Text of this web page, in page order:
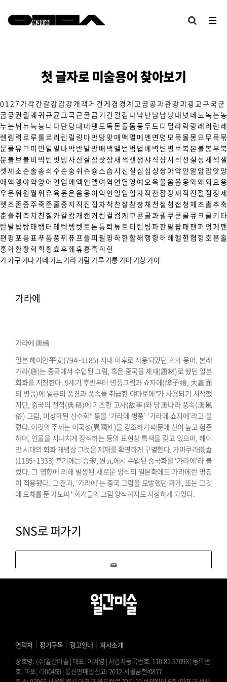
첫 글자로 미술용어 찾아보기
0 1 27 가각간갈감갑강개 객 거 건 게 겸 경 계 고 곱공과관광괴 굉 교 구국군
굽궁권 궐 궤귀 규균그극근글금기 긴 길 김 나낙난남납낭내 넛 네 노 녹논농
누눈뉘 뉴늑능 니 다단당대 데 덴 도 독돈돌돔동두 드 디 딜 라락랑래 러 런 레
렌 렘 력 로 루룰 르 리 린 릴 링 마만망맞매 맥 멀 메 멘 면 명 모 목몰몽 묘 무묵묶
문물뮤 므 미 민 밀 밑 바박반발방배 백 밸 번 범 법 베 벽 변 병 보 복본볼봉부북
분불 브 블 비 빅 빈 빗 빙 사산살삼삿상새 색 샌 생샤샥샹서 석 선 설 성 세 섹 셀
셋셰 소손솔송쇠 수순숭쉬 슈슝 스습 시 신 실 심 십 싱 쌍아악안알암압앗앙
애 액 앵 야약양어 언 엄 에 엑 엔 엘 여 역 연 열 영 예 오 옥올옴옵옹와왜 외 요 용
우운워 원 월 위 유육윤은음응 이 익 인 일 임 입 자작잔잡장재 적 전 절 점 정 제
젯 조존종주죽준줄중 지 직 진 집 차착찬찰참창채 천 철 첨 첩 청 체 초촐추축
춘출취 측 치 친 칠 카칼캄캐 캔 커 컨 컬 컴 케 코 콘콜콰쾰 쿠쿤쿨큐 크 클 키 타
탄탈탑탕태 탱 터 테 텍 템 텟 토 톤통퇴 튜 트 티 틴 팀 파판팔팝패팬퍼 펑 페펜
편 평 포 퐁 표 푸품풍퓌 퓨 프 플피 필 핑 하한할해행향허 헤헬현 협 형 호혼홀
홍화환황회 획 횡 효후훼휴흉흑희 힌
가가구 가나가네 가노 가라 가람가루 가릉 가마 가상가야
가라에
가라에 唐繪
일본 헤이안平安(794~1185) 시대 이후로 사용되었던 회화 용어. 본래
가라(唐)는 중국에서 수입된 그림, 혹은 중국을 제재(題材)로 했던 일본
회화를 지칭한다. 9세기 후반부터 병풍그림과 쇼지에(障子繪, 大畵面
의 병풍)에 일본의 풍경과 풍속을 취급한 야마토에*가 사용되기 시작했
지만, 중국의 전적(典籍)에 기초한 고사(故事)와 당唐나라 풍속(唐風
俗) 그림, 이상화된 산수화* 등을 ‘가라에 병풍’ ‘가라에 쇼지에’라고 불
렀다. 이것의 주제는 이국성(異國性)을 강조하기 때문에 산이 높고 험준
하며, 인물을 지나치게 장식하는 등의 표현상 특색을 갖고 있으며, 헤이
안 시대의 회화 개념상 그것은 제재를 확연하게 구별한다. 가마쿠라鎌倉
(1185~1333) 후기에는 송宋, 원元에서 수입된 중국화를 ‘가라에’라 불
렀다. 그 영향에 의해 발생된 새로운 양식의 일본화에도 가라에란 명칭
이 적용됐다. 그 결과, ‘가라에’는 중국 그림을 모방했던 화가, 또는 그것
에 모체를 둔 가노파* 화가들의 그림 양식까지도 지칭하게 되었다.
SNS로 퍼가기
연락처 ｜ 정기구독 ｜ 광고안내 ｜ 회사소개
상호명: (주)월간미술 | 대표: 이기영 | 사업자등록번호: 110-81-37098 | 등록번
호: 마포, 라00455 | 통신판매업신고: 2012-서울금천-0877